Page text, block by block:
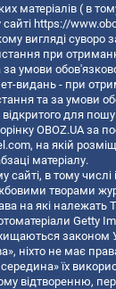
матеріалів ( в
https://
вигляді суворо
при
за умови
видань - при
та за умови
для
OBOZ.UA за
, на якій
матеріалу.
сайті, в тому числі
творами
на які належать
Getty
законом
ніхто не має
їх
відтворенню,